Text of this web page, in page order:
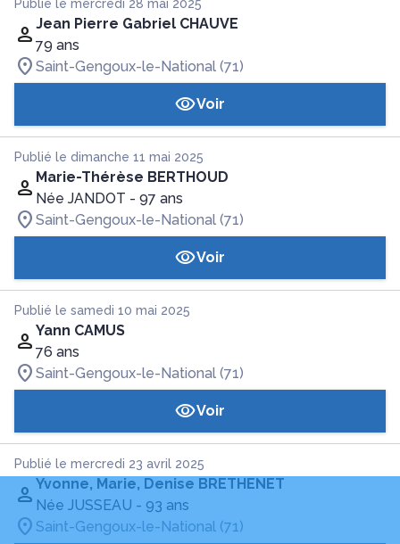
Publié le mercredi 28 mai 2025
Jean Pierre Gabriel CHAUVE
79 ans
Saint-Gengoux-le-National (71)
Voir
Publié le dimanche 11 mai 2025
Marie-Thérèse BERTHOUD
Née JANDOT - 97 ans
Saint-Gengoux-le-National (71)
Voir
Publié le samedi 10 mai 2025
Yann CAMUS
76 ans
Saint-Gengoux-le-National (71)
Voir
Publié le mercredi 23 avril 2025
Yvonne, Marie, Denise BRETHENET
Née JUSSEAU - 93 ans
Saint-Gengoux-le-National (71)